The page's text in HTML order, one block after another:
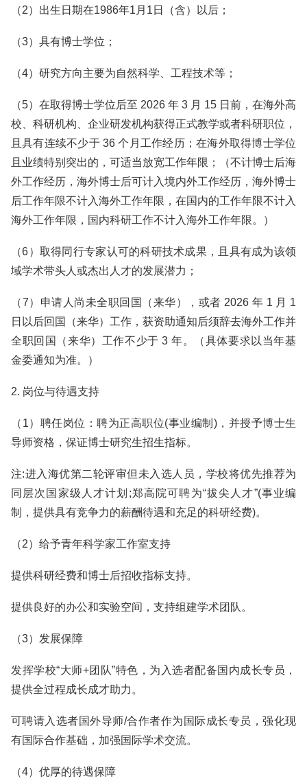
（2）出生日期在1986年1月1日（含）以后；
（3）具有博士学位；
（4）研究方向主要为自然科学、工程技术等；
（5）在取得博士学位后至 2026 年 3 月 15 日前，在海外高
校、科研机构、企业研发机构获得正式教学或者科研职位，
且具有连续不少于 36 个月工作经历；在海外取得博士学位
且业绩特别突出的，可适当放宽工作年限；（不计博士后海
外工作经历，海外博士后可计入境内外工作经历，海外博士
后工作年限不计入海外工作年限，在国内的工作年限不计入
海外工作年限，国内科研工作不计入海外工作年限。）
（6）取得同行专家认可的科研技术成果，且具有成为该领
域学术带头人或杰出人才的发展潜力；
（7）申请人尚未全职回国（来华），或者 2026 年 1 月 1
日以后回国（来华）工作，获资助通知后须辞去海外工作并
全职回国（来华）工作不少于 3 年。（具体要求以当年基
金委通知为准。）
2. 岗位与待遇支持
（1）聘任岗位：聘为正高职位(事业编制)，并授予博士生
导师资格，保证博士研究生招生指标。
注:进入海优第二轮评审但未入选人员，学校将优先推荐为
同层次国家级人才计划;郑高院可聘为“拔尖人才”(事业编
制，提供具有竞争力的薪酬待遇和充足的科研经费)。
（2）给予青年科学家工作室支持
提供科研经费和博士后招收指标支持。
提供良好的办公和实验空间，支持组建学术团队。
（3）发展保障
发挥学校“大师+团队”特色，为入选者配备国内成长专员，
提供全过程成长成才助力。
可聘请入选者国外导师/合作者作为国际成长专员，强化现
有国际合作基础，加强国际学术交流。
（4）优厚的待遇保障